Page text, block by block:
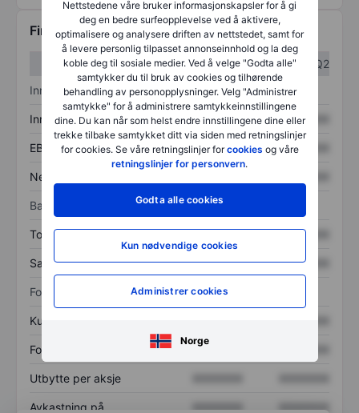
Nettstedene våre bruker informasjonskapsler for å gi
deg en bedre surfeopplevelse ved å aktivere,
optimalisere og analysere driften av nettstedet, samt for
å levere personlig tilpasset annonseinnhold og la deg
koble deg til sosiale medier. Ved å velge "Godta alle"
samtykker du til bruk av cookies og tilhørende
behandling av personopplysninger. Velg "Administrer
samtykke" for å administrere samtykkeinnstillingene
dine. Du kan når som helst endre innstillingene dine eller
trekke tilbake samtykket ditt via siden med retningslinjer
for cookies. Se våre retningslinjer forcookies og våre
retningslinjer for personvern.
Godta alle cookies
Kun nødvendige cookies
Administrer cookies
Norge
Finansiell informasjon
Q1
Q2
Inntektsoversikt
Inntekter XXXXXXX XXXXXXX
EBITDA XXXXXXX XXXXXXX
Nettoinntekt
Balanse
Totale eiendeler XXXXXXX XXXXXXX
Samlet gjeld XXXXXXX XXXXXXX
Forholdstall
Kurs/salg
Fortjeneste per aksje XXXXXXX
Utbytte per aksje
Avkastning på
XXXXXXX
XXXXXXX